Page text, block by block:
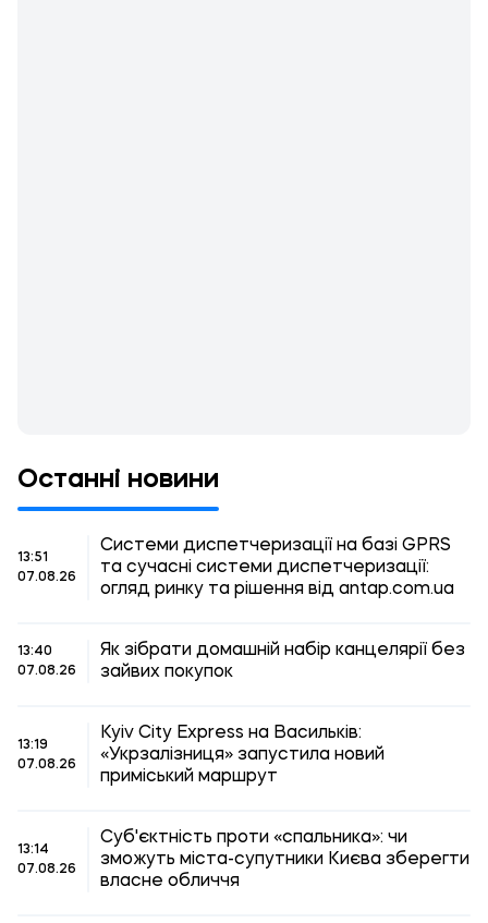
Останні новини
13:51
07.08.26
Системи диспетчеризації на базі GPRS
та сучасні системи диспетчеризації:
огляд ринку та рішення від antap.com.ua
13:40
07.08.26
Як зібрати домашній набір канцелярії без
зайвих покупок
13:19
07.08.26
Kyiv City Express на Васильків:
«Укрзалізниця» запустила новий
приміський маршрут
13:14
07.08.26
Суб'єктність проти «спальника»: чи
зможуть міста-супутники Києва зберегти
власне обличчя